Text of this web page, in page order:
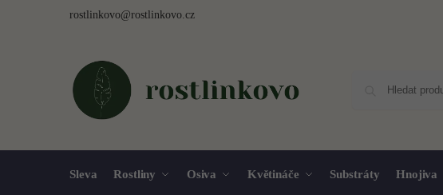
rostlinkovo@rostlinkovo.cz
Sleva Rostliny Osiva Květináče Substráty Hnojiva